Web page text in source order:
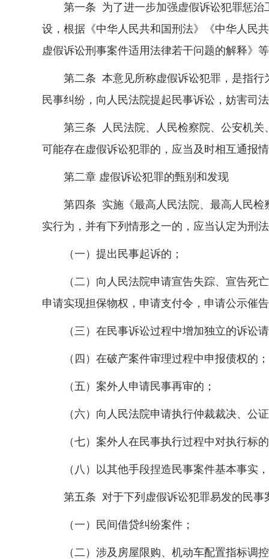
第一条 为了进一步加强虚假诉讼犯罪惩治
设，根据《中华人民共和国刑法》《中华人民
虚假诉讼刑事案件适用法律若干问题的解释》
第二条 本意见所称虚假诉讼犯罪，是指行
民事纠纷，向人民法院提起民事诉讼，妨害司
第三条 人民法院、人民检察院、公安机关
可能存在虚假诉讼犯罪的，应当及时相互通报
第二章 虚假诉讼犯罪的甄别和发现
第四条 实施《最高人民法院、最高人民检
实行为，并有下列情形之一的，应当认定为刑
（一）提出民事起诉的；
（二）向人民法院申请宣告失踪、宣告死亡
申请实现担保物权，申请支付令，申请公示催
（三）在民事诉讼过程中增加独立的诉讼请
（四）在破产案件审理过程中申报债权的；
（五）案外人申请民事再审的；
（六）向人民法院申请执行仲裁裁决、公证
（七）案外人在民事执行过程中对执行标的
（八）以其他手段捏造民事案件基本事实，
第五条 对于下列虚假诉讼犯罪易发的民事
（一）民间借贷纠纷案件；
（二）涉及房屋限购、机动车配置指标调控